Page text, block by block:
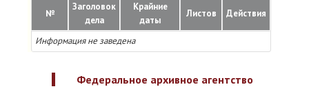
№
Заголовок
дела
Крайние
даты
Листов Действия
Информация не заведена
Федеральное архивное агентство